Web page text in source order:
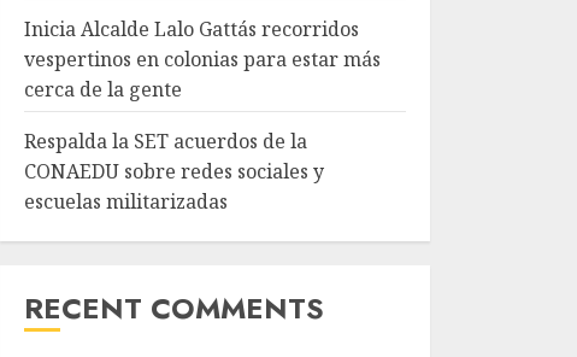
Inicia Alcalde Lalo Gattás recorridos
vespertinos en colonias para estar más
cerca de la gente
Respalda la SET acuerdos de la
CONAEDU sobre redes sociales y
escuelas militarizadas
RECENT COMMENTS